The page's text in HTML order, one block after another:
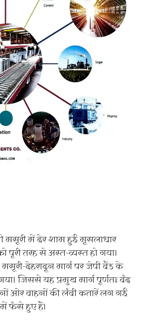
मसूरी में देर शाम हुई मूसलाधार
पूरी तरह से अस्त-व्यस्त हो गया।
देहरादून मार्ग पर जेपी बैंड के
जिससे यह प्रमुख मार्ग पूर्णतः बंद
ओर वाहनों की लंबी कतारें लग गई
में फंसे हुए हैं।